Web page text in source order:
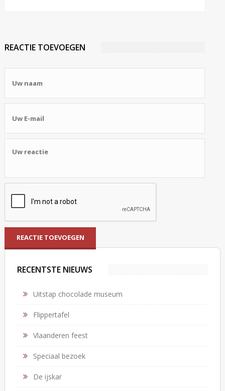
REACTIE TOEVOEGEN
RECENTSTE NIEUWS
Uitstap chocolade museum
Flippertafel
Vlaanderen feest
Speciaal bezoek
De ijskar